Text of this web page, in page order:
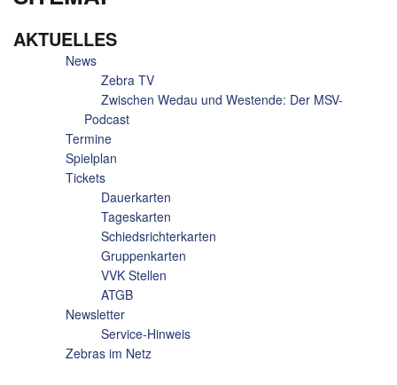
AKTUELLES
News
Zebra TV
Zwischen Wedau und Westende: Der MSV-
Podcast
Termine
Spielplan
Tickets
Dauerkarten
Tageskarten
Schiedsrichterkarten
Gruppenkarten
VVK Stellen
ATGB
Newsletter
Service-Hinweis
Zebras im Netz